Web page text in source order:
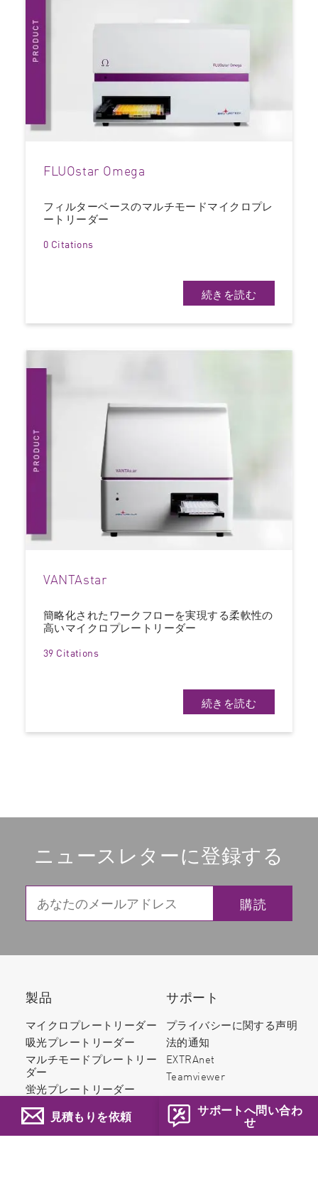
見積もりを依頼 サポートへ問い合わ
せ
FLUOstar Omega
フィルターベースのマルチモードマイクロプレ
ートリーダー
0 Citations
続きを読む
VANTAstar
簡略化されたワークフローを実現する柔軟性の
高いマイクロプレートリーダー
39 Citations
続きを読む
ニュースレターに登録する
購読
製品
マイクロプレートリーダー
吸光プレートリーダー
マルチモードプレートリー
ダー
蛍光プレートリーダー
発光プレートリーダー
Elisaプレートリーダー
HTRFプレートリーダー
サポート
プライバシーに関する声明
法的通知
EXTRAnet
Teamviewer